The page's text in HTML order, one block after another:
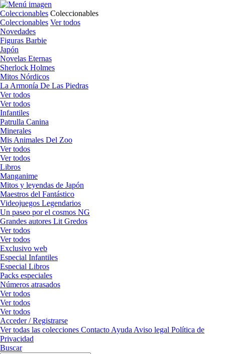
Coleccionables Coleccionables
Coleccionables Ver todos
Novedades
Figuras Barbie
Japón
Novelas Eternas
Sherlock Holmes
Mitos Nórdicos
La Armonía De Las Piedras
Ver todos
Ver todos
Infantiles
Patrulla Canina
Minerales
Mis Animales Del Zoo
Ver todos
Ver todos
Libros
Manganime
Mitos y leyendas de Japón
Maestros del Fantástico
Videojuegos Legendarios
Un paseo por el cosmos NG
Grandes autores Lit Gredos
Ver todos
Ver todos
Exclusivo web
Especial Infantiles
Especial Libros
Packs especiales
Números atrasados
Ver todos
Ver todos
Ver todos
Acceder / Registrarse
Ver todas las colecciones Contacto Ayuda Aviso legal Política de
Privacidad
Buscar